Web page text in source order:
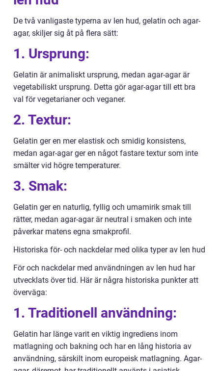
De två vanligaste typerna av len hud, gelatin och agar-
agar, skiljer sig åt på flera sätt:
1. Ursprung:
Gelatin är animaliskt ursprung, medan agar-agar är
vegetabiliskt ursprung. Detta gör agar-agar till ett bra
val för vegetarianer och veganer.
2. Textur:
Gelatin ger en mer elastisk och smidig konsistens,
medan agar-agar ger en något fastare textur som inte
smälter vid högre temperaturer.
3. Smak:
Gelatin ger en naturlig, fyllig och umamirik smak till
rätter, medan agar-agar är neutral i smaken och inte
påverkar matens egna smakprofil.
Historiska för- och nackdelar med olika typer av len hud
För och nackdelar med användningen av len hud har
utvecklats över tid. Här är några historiska punkter att
överväga:
1. Traditionell användning:
Gelatin har länge varit en viktig ingrediens inom
matlagning och bakning och har en lång historia av
användning, särskilt inom europeisk matlagning. Agar-